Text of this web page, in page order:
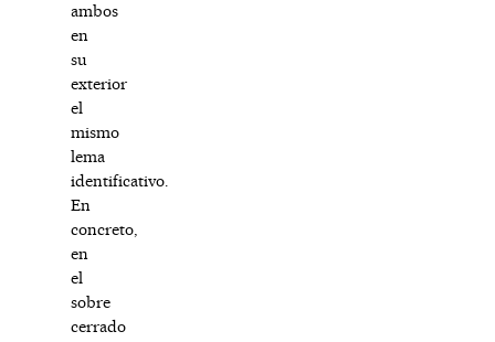
ambos
en
su
exterior
el
mismo
lema
identificativo.
En
concreto,
en
el
sobre
cerrado